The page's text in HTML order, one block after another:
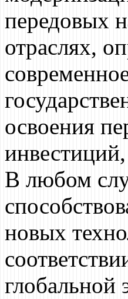
передовых
отраслях,
освоения
В любом
новых
глобальной